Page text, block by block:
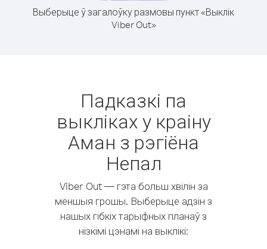
Выберыце ў загалоўку размовы пункт «Выклік
Viber Out»
Падказкі па
выкліках у краіну
Аман з рэгіёна
Непал
Viber Out — гэта больш хвілін за
меншыя грошы. Выберыце адзін з
нашых гібкіх тарыфных планаў з
нізкімі цэнамі на выклікі: